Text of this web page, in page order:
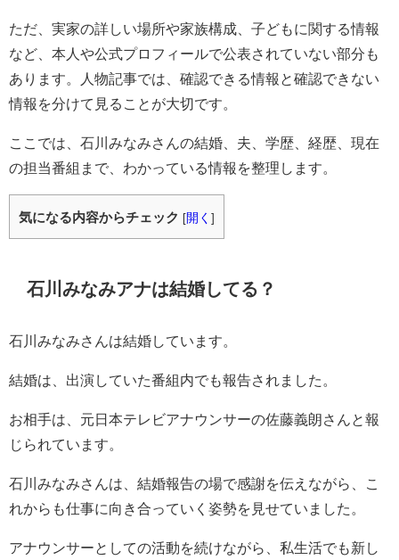
ただ、実家の詳しい場所や家族構成、子どもに関する情報
など、本人や公式プロフィールで公表されていない部分も
あります。人物記事では、確認できる情報と確認できない
情報を分けて見ることが大切です。
ここでは、石川みなみさんの結婚、夫、学歴、経歴、現在
の担当番組まで、わかっている情報を整理します。
気になる内容からチェック [開く ]
石川みなみアナは結婚してる？
石川みなみさんは結婚しています。
結婚は、出演していた番組内でも報告されました。
お相手は、元日本テレビアナウンサーの佐藤義朗さんと報
じられています。
石川みなみさんは、結婚報告の場で感謝を伝えながら、こ
れからも仕事に向き合っていく姿勢を見せていました。
アナウンサーとしての活動を続けながら、私生活でも新し